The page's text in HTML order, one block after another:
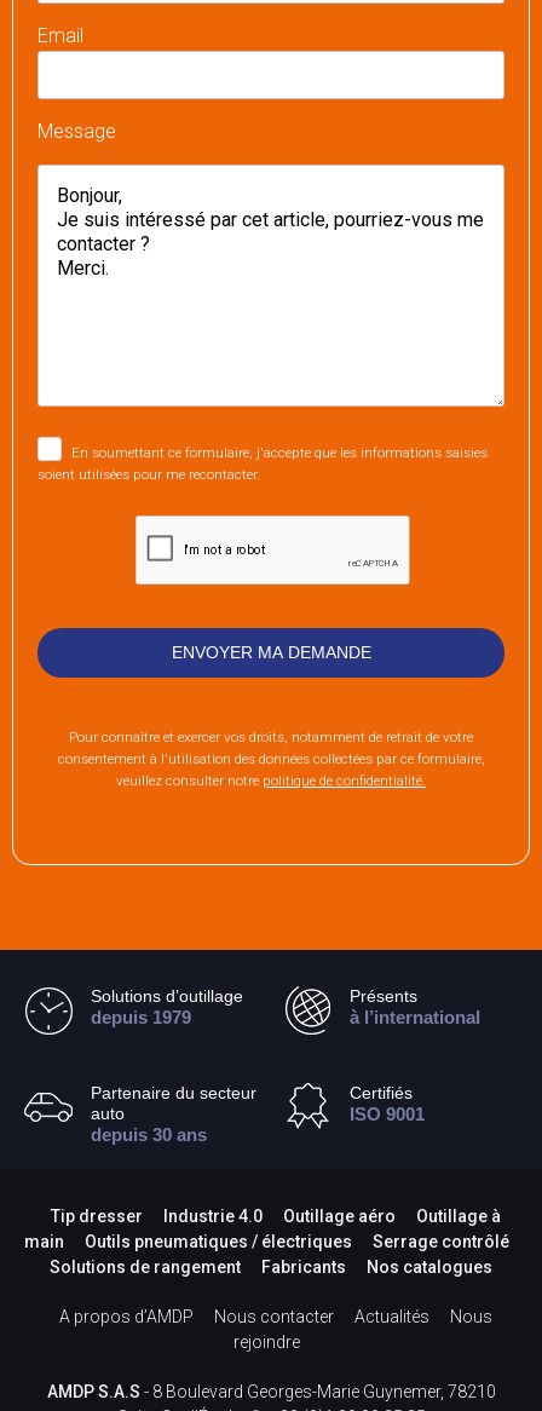
Email
Message
En soumettant ce formulaire, j'accepte que les informations saisies
soient utilisées pour me recontacter.
Pour connaître et exercer vos droits, notamment de retrait de votre
consentement à l'utilisation des données collectées par ce formulaire,
veuillez consulter notre politique de confidentialité.
Solutions d’outillage
depuis 1979
Présents
à l’international
Partenaire du secteur
auto
depuis 30 ans
Certifiés
ISO 9001
Tip dresser Industrie 4.0 Outillage aéro
Outillage à
main
Outils pneumatiques / électriques
Serrage contrôlé
Solutions de rangement
Fabricants Nos catalogues
A propos d’AMDP Nous contacter Actualités
Nous
rejoindre
AMDP S.A.S - 8 Boulevard Georges-Marie Guynemer, 78210